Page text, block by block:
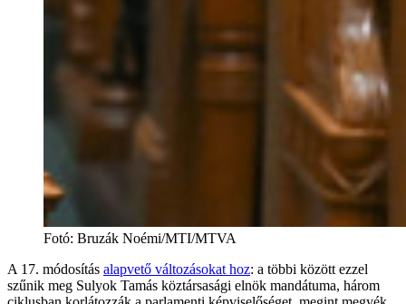
Fotó: Bruzák Noémi/MTI/MTVA
A 17. módosítás alapvető változásokat hoz: a többi között ezzel
szűnik meg Sulyok Tamás köztársasági elnök mandátuma, három